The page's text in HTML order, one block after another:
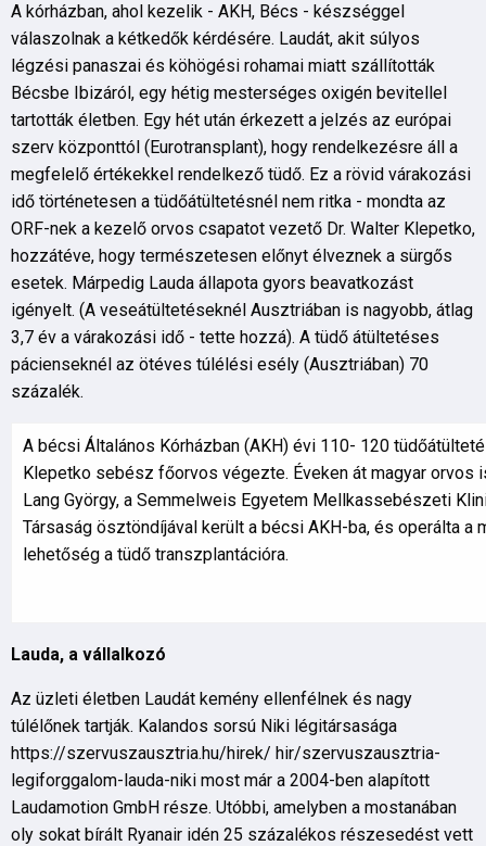
A kórházban, ahol kezelik - AKH, Bécs - készséggel
válaszolnak a kétkedők kérdésére. Laudát, akit súlyos
légzési panaszai és köhögési rohamai miatt szállították
Bécsbe Ibizáról, egy hétig mesterséges oxigén bevitellel
tartották életben. Egy hét után érkezett a jelzés az európai
szerv központtól (Eurotransplant), hogy rendelkezésre áll a
megfelelő értékekkel rendelkező tüdő. Ez a rövid várakozási
idő történetesen a tüdőátültetésnél nem ritka - mondta az
ORF-nek a kezelő orvos csapatot vezető Dr. Walter Klepetko,
hozzátéve, hogy természetesen előnyt élveznek a sürgős
esetek. Márpedig Lauda állapota gyors beavatkozást
igényelt. (A veseátültetéseknél Ausztriában is nagyobb, átlag
3,7 év a várakozási idő - tette hozzá). A tüdő átültetéses
pácienseknél az ötéves túlélési esély (Ausztriában) 70
százalék.
A bécsi Általános Kórházban (AKH) évi 110- 120
Klepetko sebész főorvos végezte. Éveken át magyar
Lang György, a Semmelweis Egyetem Mellkassebészeti
Társaság ösztöndíjával került a bécsi AKH-ba, és operálta
lehetőség a tüdő transzplantációra.
Lauda, a vállalkozó
Az üzleti életben Laudát kemény ellenfélnek és nagy
túlélőnek tartják. Kalandos sorsú Niki légitársasága
https://szervuszausztria.hu/hirek/ hir/szervuszausztria-
legiforggalom-lauda-niki most már a 2004-ben alapított
Laudamotion GmbH része. Utóbbi, amelyben a mostanában
oly sokat bírált Ryanair idén 25 százalékos részesedést vett